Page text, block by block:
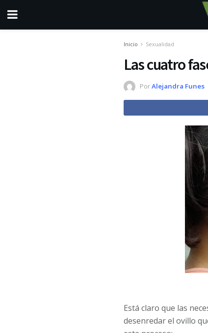
Inicio Sexualidad
Las cuatro
PorAlejandra Funes
Está claro que las
desenredar el ovillo